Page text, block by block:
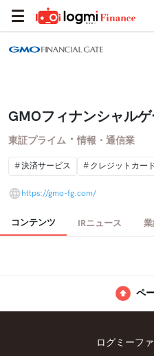
GMOフィナンシャル
東証プライム ・ 情報・通信業
決済サービス クレジットカー
https://gmo-fg.com/
コンテンツ IRニュース
ペ
ログミーフ